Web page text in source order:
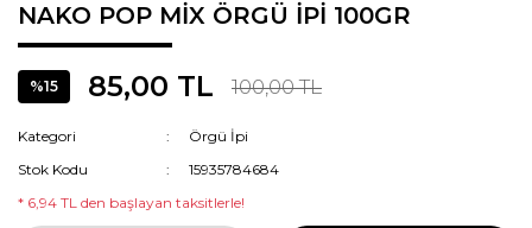
NAKO POP MİX ÖRGÜ İPİ 100GR
%15 85,00 TL 100,00 TL
Kategori
Örgü İpi
Stok Kodu
15935784684
* 6,94 TL den başlayan taksitlerle!